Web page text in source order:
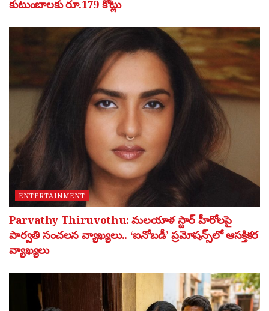
కుటుంబాలకు రూ.179 కోట్లు
ENTERTAINMENT
Parvathy Thiruvothu: మలయాళ స్టార్ హీరోలపై
పార్వతి సంచలన వ్యాఖ్యలు.. ‘ఐనోబడీ’ ప్రమోషన్స్‌లో ఆసక్తికర
వ్యాఖ్యలు